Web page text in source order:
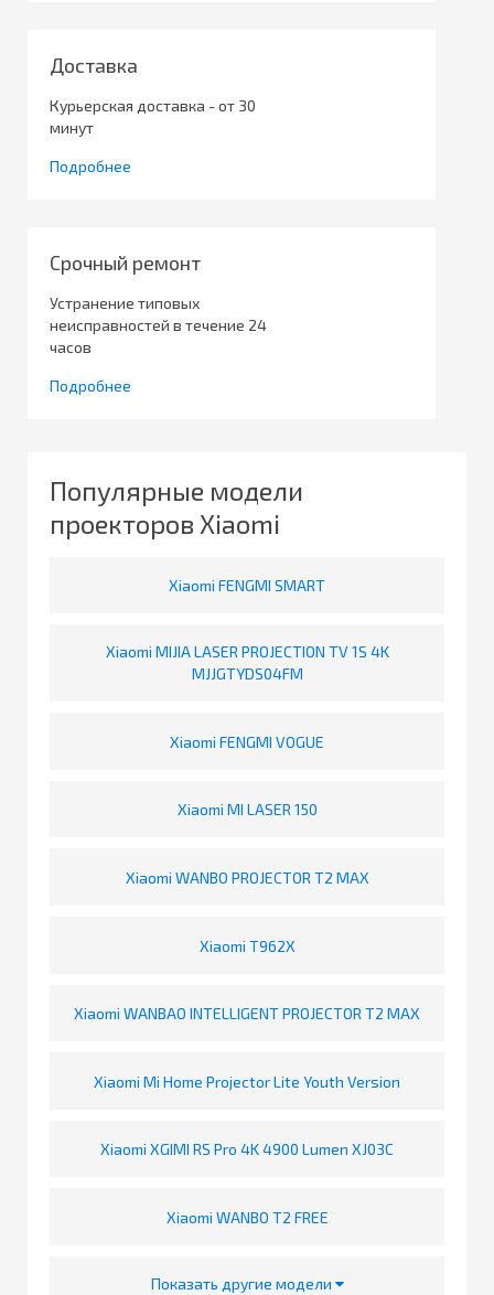
Доставка
Курьерская доставка - от 30
минут
Подробнее
Срочный ремонт
Устранение типовых
неисправностей в течение 24
часов
Подробнее
Популярные модели
проекторов Xiaomi
Xiaomi FENGMI SMART
Xiaomi MIJIA LASER PROJECTION TV 1S 4K
MJJGTYDS04FM
Xiaomi FENGMI VOGUE
Xiaomi MI LASER 150
Xiaomi WANBO PROJECTOR T2 MAX
Xiaomi T962X
Xiaomi WANBAO INTELLIGENT PROJECTOR T2 MAX
Xiaomi Mi Home Projector Lite Youth Version
Xiaomi XGIMI RS Pro 4K 4900 Lumen XJ03C
Xiaomi WANBO T2 FREE
Показать другие модели